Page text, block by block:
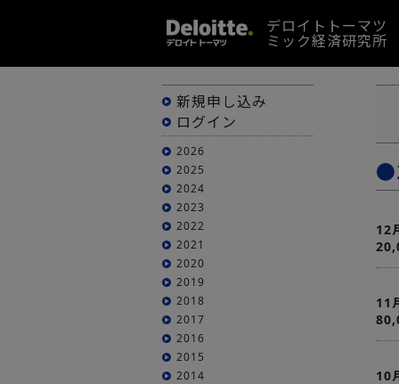
デロイトトーマツ
ミック経済研究所
新規申し込み
ログイン
2026
2025
2024
2023
2022
2021
2020
2019
2018
2017
2016
2015
2014
12
11
10